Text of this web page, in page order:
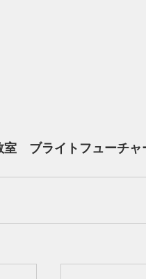
　ブライトフューチャ